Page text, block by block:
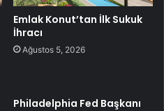
Emlak Konut’tan İlk Sukuk
İhracı
Ağustos 5, 2026
Philadelphia Fed Başkanı